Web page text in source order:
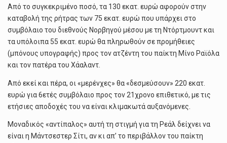
Από το συγκεκριμένο ποσό, τα 130 εκατ. ευρώ αφορούν στην
καταβολή της ρήτρας των 75 εκατ. ευρώ που υπάρχει στο
συμβόλαιο του διεθνούς Νορβηγού μέσου με τη Ντόρτμουντ και
τα υπόλοιπα 55 εκατ. ευρώ θα πληρωθούν σε προμήθειες
(μπόνους υπογραφής) προς τον ατζέντη του παίκτη Μίνο Ραϊόλα
και τον πατέρα του Χάαλαντ.
Από εκεί και πέρα, οι «μερένχες» θα «δεσμεύσουν» 220 εκατ.
ευρώ για 6ετές συμβόλαιο προς τον 21χρονο επιθετικό, με τις
ετήσιες αποδοχές του να είναι κλιμακωτά αυξανόμενες.
Μοναδικός «αντίπαλος» αυτή τη στιγμή για τη Ρεάλ δείχνει να
είναι η Μάντσεστερ Σίτι, αν κι απ’ το περιβάλλον του παίκτη